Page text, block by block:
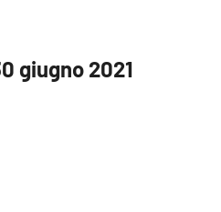
giugno 2021